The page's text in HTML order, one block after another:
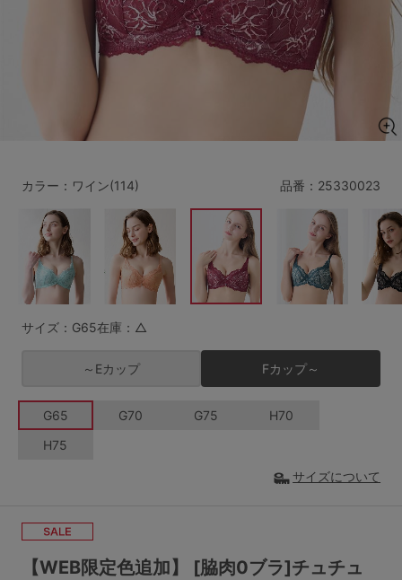
B70 B75 B80
C70 C85
D70
E65 E70 E75 E80 E85
F65 F70
G65 G75
H70
SS
L LL
S-CD
M-AB M-EF
L-AB
すべてのサイズを表示する
～999円 1,000～1,999円
2,000～2,999円 3,000～3,999円
4,000円～
セールアイテム
お気に入り
新着アイテム
品番： 25330023
【WEB限定色追加】 [脇肉0ブラ]チュチュ
カラー：ワイン(114)
サイズ：G65在庫：△
～Eカップ Fカップ～
G65 G70 G75
H70
H75
サイズについて